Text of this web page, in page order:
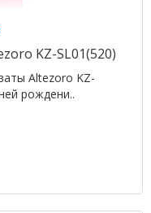
KZ-SL01(520)
Altezoro KZ-
рождени..